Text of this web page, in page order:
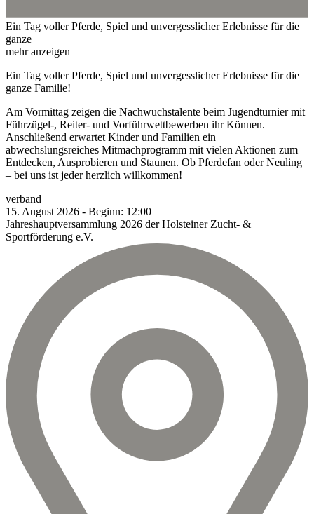
Ein Tag voller Pferde, Spiel und unvergesslicher Erlebnisse für die
ganze
mehr anzeigen
Ein Tag voller Pferde, Spiel und unvergesslicher Erlebnisse für die
ganze Familie!
Am Vormittag zeigen die Nachwuchstalente beim Jugendturnier mit
Führzügel-, Reiter- und Vorführwettbewerben ihr Können.
Anschließend erwartet Kinder und Familien ein
abwechslungsreiches Mitmachprogramm mit vielen Aktionen zum
Entdecken, Ausprobieren und Staunen. Ob Pferdefan oder Neuling
– bei uns ist jeder herzlich willkommen!
verband
15. August 2026 - Beginn: 12:00
Jahreshauptversammlung 2026 der Holsteiner Zucht- &
Sportförderung e.V.